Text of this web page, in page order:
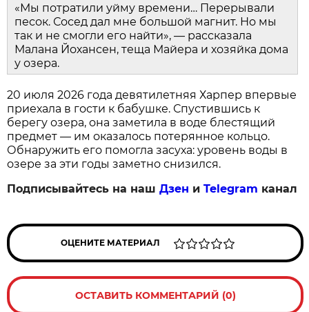
«Мы потратили уйму времени… Перерывали
песок. Сосед дал мне большой магнит. Но мы
так и не смогли его найти», — рассказала
Малана Йохансен, теща Майера и хозяйка дома
у озера.
20 июля 2026 года девятилетняя Харпер впервые
приехала в гости к бабушке. Спустившись к
берегу озера, она заметила в воде блестящий
предмет — им оказалось потерянное кольцо.
Обнаружить его помогла засуха: уровень воды в
озере за эти годы заметно снизился.
Подписывайтесь на нашДзен иTelegram канал
ОЦЕНИТЕ МАТЕРИАЛ
ОСТАВИТЬ КОММЕНТАРИЙ (0)